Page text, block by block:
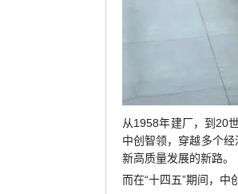
从1958年建厂，到20
中创智领，穿越多个
新高质量发展的新路。
而在“十四五”期间，中